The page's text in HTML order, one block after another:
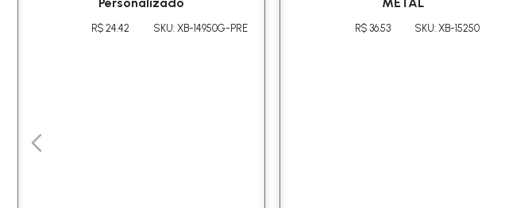
R$ 24.42 SKU: XB-14950G-PRE R$ 36.53 SKU: XB-15250